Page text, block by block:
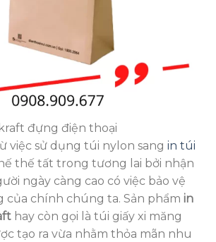
đựng điện thoại
việc sử dụng túi nylon sang in túi
thế tất trong tương lai bởi nhận
ngày càng cao có việc bảo vệ
của chính chúng ta. Sản phẩm in
hay còn gọi là túi giấy xi măng
tạo ra vừa nhằm thỏa mãn nhu